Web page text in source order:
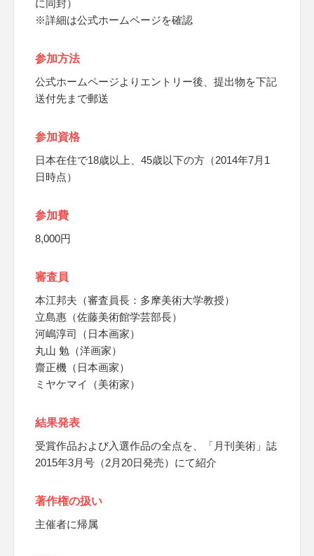
に同封）
※詳細は公式ホームページを確認
参加方法
公式ホームページよりエントリー後、提出物を下記
送付先まで郵送
参加資格
日本在住で18歳以上、45歳以下の方（2014年7月1
日時点）
参加費
8,000円
審査員
本江邦夫（審査員長：多摩美術大学教授）
立島惠（佐藤美術館学芸部長）
河嶋淳司（日本画家）
丸山 勉（洋画家）
齋正機（日本画家）
ミヤケマイ（美術家）
結果発表
受賞作品および入選作品の全点を、「月刊美術」誌
2015年3月号（2月20日発売）にて紹介
著作権の扱い
主催者に帰属